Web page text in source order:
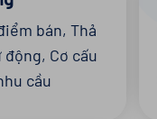
bán, Thả
Cơ cấu
cầu